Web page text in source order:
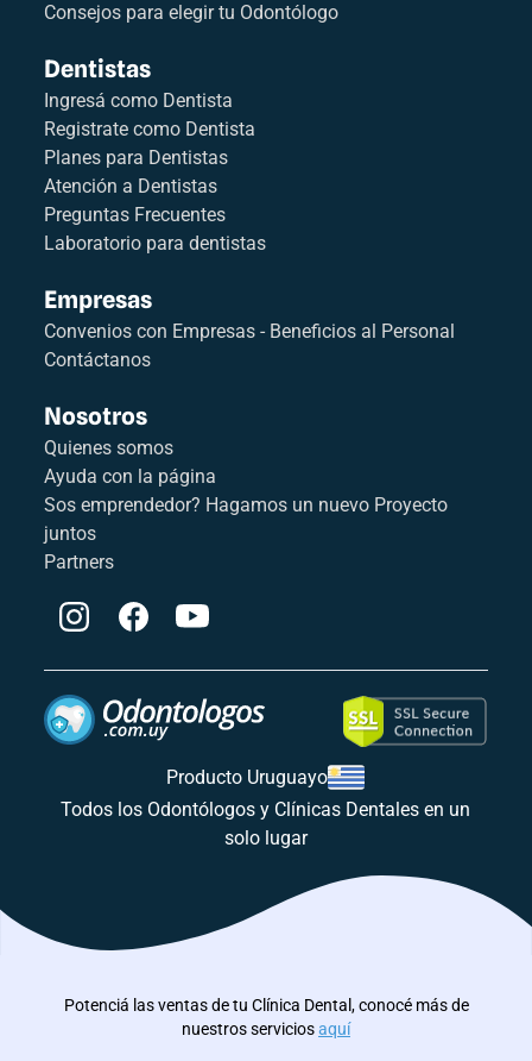
Consejos para elegir tu Odontólogo
Dentistas
Ingresá como Dentista
Registrate como Dentista
Planes para Dentistas
Atención a Dentistas
Preguntas Frecuentes
Laboratorio para dentistas
Empresas
Convenios con Empresas - Beneficios al Personal
Contáctanos
Nosotros
Quienes somos
Ayuda con la página
Sos emprendedor? Hagamos un nuevo Proyecto
juntos
Partners
Producto Uruguayo
Todos los Odontólogos y Clínicas Dentales en un
solo lugar
Potenciá las ventas de tu Clínica Dental, conocé más de
nuestros serviciosaquí